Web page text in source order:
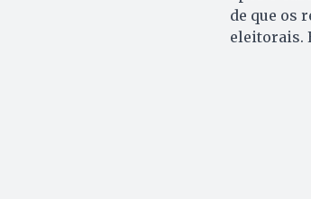
de que os
eleitorais.